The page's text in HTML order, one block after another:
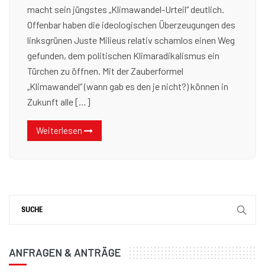
macht sein jüngstes „Klimawandel-Urteil“ deutlich.
Offenbar haben die ideologischen Überzeugungen des
linksgrünen Juste Milieus relativ schamlos einen Weg
gefunden, dem politischen Klimaradikalismus ein
Türchen zu öffnen. Mit der Zauberformel
„Klimawandel“ (wann gab es den je nicht?) können in
Zukunft alle […]
Weiterlesen
ANFRAGEN & ANTRÄGE